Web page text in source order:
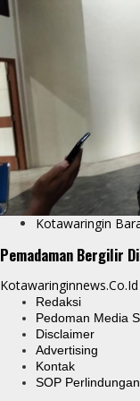
Kotawaringin
Pemadaman Bergilir
Kotawaringinnews.co.id
Redaksi
Pedoman Media
Disclaimer
Advertising
Kontak
SOP